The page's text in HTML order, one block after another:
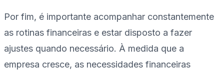
Por fim, é importante acompanhar constantemente
as rotinas financeiras e estar disposto a fazer
ajustes quando necessário. À medida que a
empresa cresce, as necessidades financeiras